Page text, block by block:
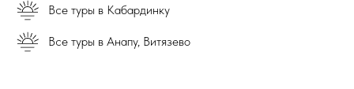
Все туры в Кабардинку
Все туры в Анапу, Витязево